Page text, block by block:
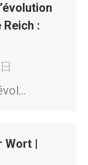
:
Wort |